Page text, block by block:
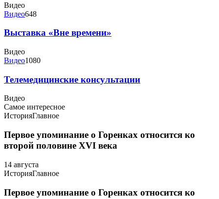
Видео
Видео648
Выставка «Вне времени»
Видео
Видео1080
Телемедицинские консультации
Видео
Самое интересное
ИсторияГлавное
Первое упоминание о Горенках относится ко
второй половине XVI века
14 августа
ИсторияГлавное
Первое упоминание о Горенках относится ко